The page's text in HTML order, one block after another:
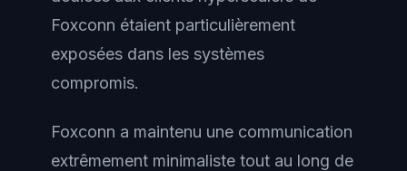
Foxconn étaient particulièrement
exposées dans les systèmes
compromis.
Foxconn a maintenu une communication
extrêmement minimaliste tout au long de